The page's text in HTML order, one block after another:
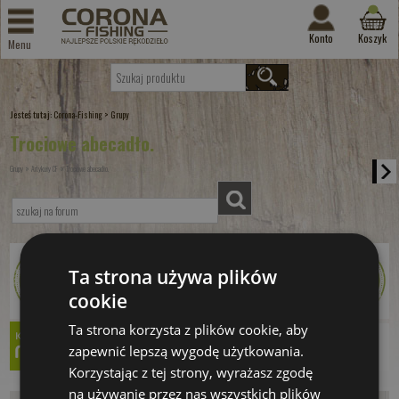
Menu Konto Koszyk
Jesteś tutaj: Corona-Fishing > Grupy
Trociowe abecadło.
Grupy »Artykuły CF » Trociowe abecadło.
Ta strona używa plików
cookie
Ta strona korzysta z plików cookie, aby
zapewnić lepszą wygodę użytkowania.
Korzystając z tej strony, wyrażasz zgodę
na używanie przez nas wszystkich plików